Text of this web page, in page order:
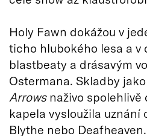
Holy Fawn dokážou v
ticho hlubokého lesa a v
blastbeaty a drásavým
Ostermana. Skladby jako
Arrowsnaživo spolehlivě
kapela vysloužila uznání
Blythe nebo